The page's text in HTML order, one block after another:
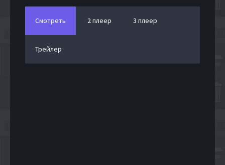
Смотреть 2 плеер 3 плеер
Трейлер